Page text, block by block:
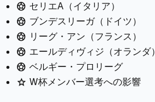
sports_soccer セリエA（イタリア）
sports_soccer ブンデスリーガ（ドイツ）
sports_soccer リーグ・アン（フランス）
sports_soccer エールディヴィジ（オランダ）
sports_soccer ベルギー・プロリーグ
star W杯メンバー選考への影響